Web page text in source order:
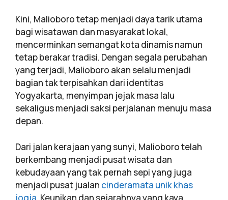
Kini, Malioboro tetap menjadi daya tarik utama
bagi wisatawan dan masyarakat lokal,
mencerminkan semangat kota dinamis namun
tetap berakar tradisi. Dengan segala perubahan
yang terjadi, Malioboro akan selalu menjadi
bagian tak terpisahkan dari identitas
Yogyakarta, menyimpan jejak masa lalu
sekaligus menjadi saksi perjalanan menuju masa
depan.
Dari jalan kerajaan yang sunyi, Malioboro telah
berkembang menjadi pusat wisata dan
kebudayaan yang tak pernah sepi yang juga
menjadi pusat jualan cinderamata unik khas
jogja . Keunikan dan sejarahnya yang kaya